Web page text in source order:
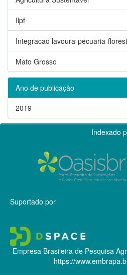
Ilpf
Integracao lavoura-pecuaria-
Mato Grosso
Ano de publicação
2019
Indexado
Suportado por
Empresa Brasileira de Pesquisa
https://